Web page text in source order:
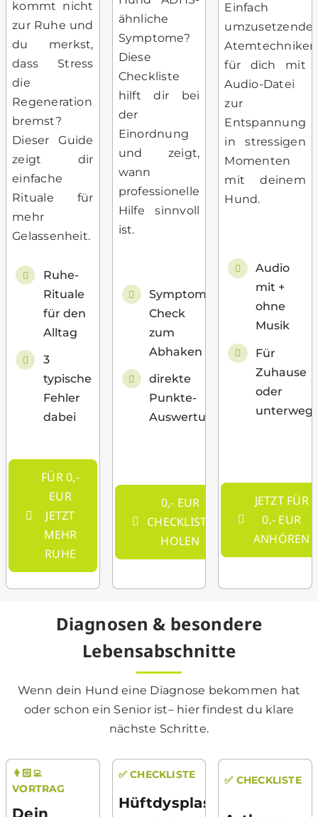
kommt nicht
zur Ruhe und
du merkst,
dass Stress
die
Regeneration
bremst?
Dieser Guide
zeigt dir
einfache
Rituale für
mehr
Gelassenheit.
Ruhe-
Rituale
für den
Alltag
3
typische
Fehler
dabei
FÜR 0,-
EUR
JETZT
MEHR
RUHE
ähnliche
Symptome?
Diese
Checkliste
hilft dir bei
der
Einordnung
und zeigt,
wann
professionelle
Hilfe sinnvoll
ist.
Symptom-
Check
zum
Abhaken
direkte
Punkte-
Auswertung
0,- EUR
CHECKLISTE
HOLEN
Einfach
umzusetzende
Atemtechniken
für dich mit
Audio-Datei
zur
Entspannung
in stressigen
Momenten
mit deinem
Hund.
Audio
mit +
ohne
Musik
Für
Zuhause
oder
unterwegs
JETZT FÜR
0,- EUR
ANHÖREN
Diagnosen & besondere
Lebensabschnitte
Wenn dein Hund eine Diagnose bekommen hat
oder schon ein Senior ist– hier findest du klare
nächste Schritte.
👩🏻‍💻
VORTRAG
Dein
✅ CHECKLISTE
Hüftdysplasie-
✅ CHECKLISTE